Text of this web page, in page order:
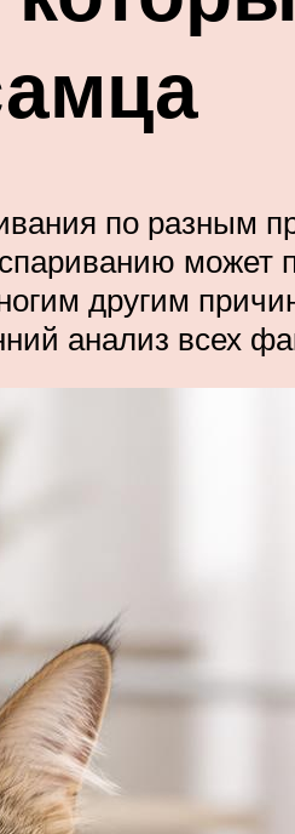
по разным
может
другим
анализ всех